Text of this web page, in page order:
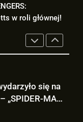
w
roli głównej!
sceny z
do Odyna! –
w roli głównej!
się na
„SPIDER-MAN:
w
z
głównej!